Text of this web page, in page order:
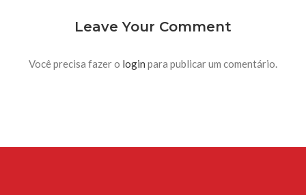
Leave Your Comment
Você precisa fazer o login para publicar um comentário.